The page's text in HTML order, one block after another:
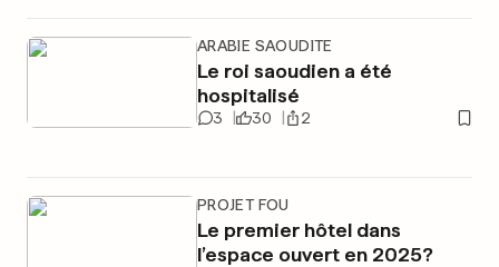
ARABIE SAOUDITE
Le roi saoudien a été
hospitalisé
3 30 2
PROJET FOU
Le premier hôtel dans
l’espace ouvert en 2025?